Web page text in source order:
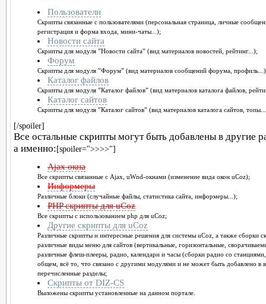
Пользователи
Скрипты связанные с пользователями (персональная страница, личные
регистрация и форма входа, мини-чаты...);
Новости сайта
Скрипты для модуля ”Новости сайта” (вид материалов новостей, рейтинг...);
Форум
Скрипты для модуля ”Форум” (вид материалов сообщений форума,
Каталог файлов
Скрипты для модуля ”Каталог файлов” (вид материалов каталога файлов,
Каталог сайтов
Скрипты для модуля ”Каталог сайтов” (вид материалов каталога сайтов,
[/spoiler]
Все остальные скрипты могут быть добавлены в другие
а именно: [spoiler=">>>>"]
Ajax окна
Все скрипты связанные с Ajax, uWnd-окнами (изменение вида окон uCoz);
Информеры
Различные блоки (случайные файлы, статистика сайта, информеры...);
PHP скрипты для uCoz
Все скрипты с использованием php для uCoz;
Другие скрипты для uCoz
Различные скрипты и интересные решения для системы uCoz, а также сборки
различные виды меню для сайтов (вертикальные, горизонтальные,
различные флеш-плееры, радио, календари и часы (сборки радио со
общем, всё то, что связано с другими модулями и не может быть добавлено в
перечисленные разделы;
Скрипты от DIZ-CS
Выложены скрипты установленные на данном портале.